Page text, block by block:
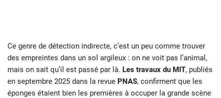
Ce genre de détection indirecte, c’est un peu comme trouver
des empreintes dans un sol argileux : on ne voit pas l’animal,
mais on sait qu’il est passé par là. Les travaux du MIT, publiés
en septembre 2025 dans la revue PNAS, confirment que les
éponges étaient bien les premières à occuper la grande scène